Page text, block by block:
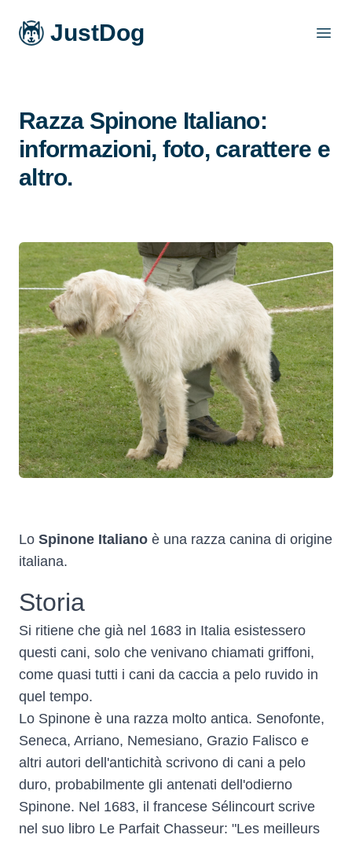
JustDog
Razza Spinone Italiano:
informazioni, foto, carattere e
altro.
Lo Spinone Italiano è una razza canina di origine
italiana.
Storia
Si ritiene che già nel 1683 in Italia esistessero
questi cani, solo che venivano chiamati griffoni,
come quasi tutti i cani da caccia a pelo ruvido in
quel tempo.
Lo Spinone è una razza molto antica. Senofonte,
Seneca, Arriano, Nemesiano, Grazio Falisco e
altri autori dell'antichità scrivono di cani a pelo
duro, probabilmente gli antenati dell'odierno
Spinone. Nel 1683, il francese Sélincourt scrive
nel suo libro Le Parfait Chasseur: "Les meilleurs